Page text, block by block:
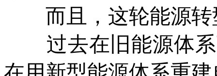
而且，这轮能源转
过去在旧能源体系